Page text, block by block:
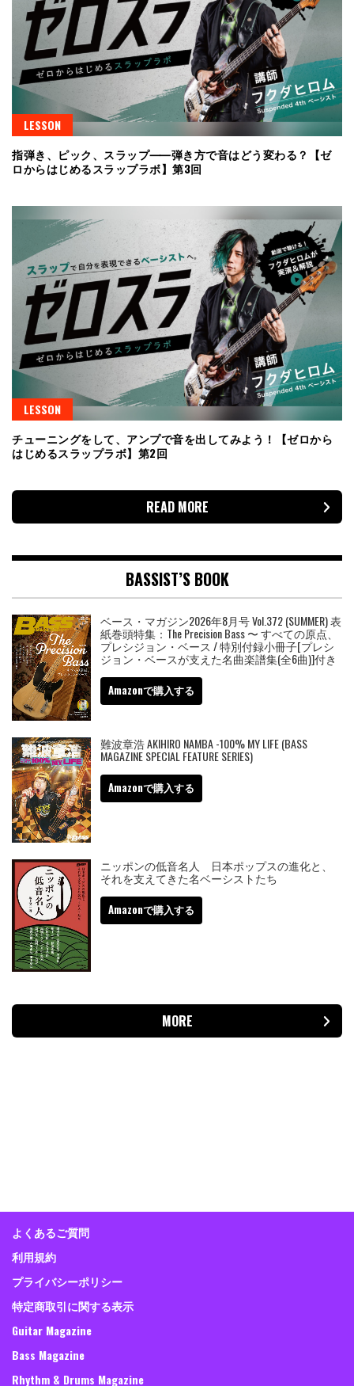
LESSON
指弾き、ピック、スラップ⸺弾き方で音はどう変わる？【ゼ
ロからはじめるスラップラボ】第3回
LESSON
チューニングをして、アンプで音を出してみよう！【ゼロから
はじめるスラップラボ】第2回
READ MORE
BASSIST’S BOOK
ベース・マガジン2026年8月号 Vol.372 (SUMMER) 表
紙巻頭特集：The Precision Bass 〜 すべての原点、
プレシジョン・ベース / 特別付録小冊子[プレシ
ジョン・ベースが支えた名曲楽譜集(全6曲)]付き
Amazonで購入する
難波章浩 AKIHIRO NAMBA -100% MY LIFE (BASS
MAGAZINE SPECIAL FEATURE SERIES)
Amazonで購入する
ニッポンの低音名人 日本ポップスの進化と、
それを支えてきた名ベーシストたち
Amazonで購入する
MORE
よくあるご質問
利用規約
プライバシーポリシー
特定商取引に関する表示
Guitar Magazine
Bass Magazine
Rhythm & Drums Magazine